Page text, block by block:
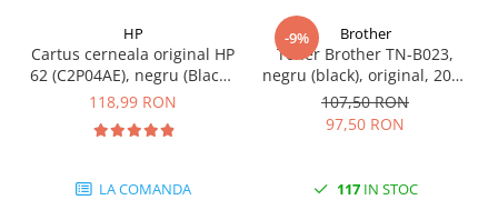
HP
Cartus cerneala original HP
62 (C2P04AE), negru (Black),
200 pagini
118,99 RON
LA COMANDA
-9% Brother
Toner Brother TN-B023,
negru (black), original, 2000
pagini
107,50 RON
97,50 RON
117IN STOC